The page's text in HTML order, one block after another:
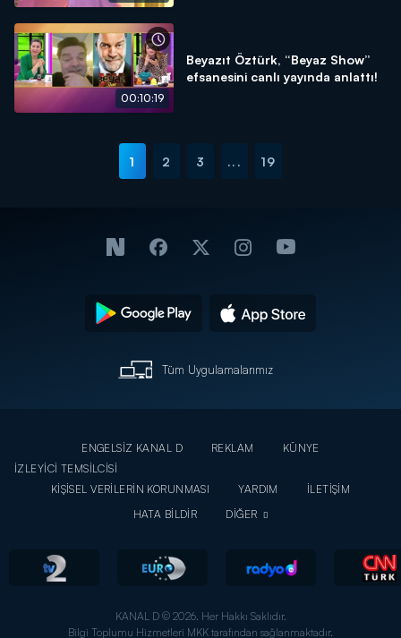
00:10:19
Beyazıt Öztürk, “Beyaz Show”
efsanesini canlı yayında anlattı!
1 2 3 ... 19
Tüm Uygulamalarımız
ENGELSİZ KANAL D REKLAM
KÜNYE
İZLEYİCİ TEMSİLCİSİ
KİŞİSEL VERİLERİN KORUNMASI
YARDIM
İLETİŞİM
HATA BİLDİR
DİĞER
KANAL D © 2026. Her Hakkı Saklıdır.
Bilgi Toplumu Hizmetleri MKK tarafından sağlanmaktadır.